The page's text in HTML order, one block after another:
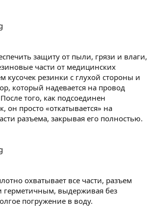
защиту от пыли, грязи и влаги,
части от медицинских
кусочек резинки с глухой стороны и
который надевается на провод
того, как подсоединен
он просто «откатывается» на
разъема, закрывая его полностью.
охватывает все части, разъем
герметичным, выдерживая без
погружение в воду.